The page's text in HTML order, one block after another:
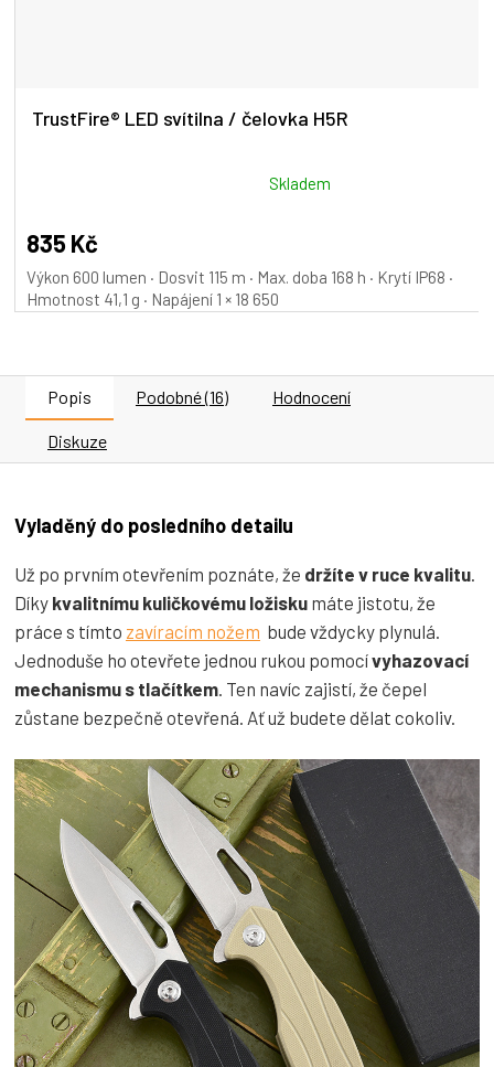
TrustFire® LED svítilna / čelovka H5R
produktu
je
5,0
z
Skladem
835 Kč
Výkon 600 lumen · Dosvit 115 m · Max. doba 168 h · Krytí IP68 ·
Hmotnost 41,1 g · Napájení 1 × 18 650
Popis Podobné (16) Hodnocení
Diskuze
Vyladěný do posledního detailu
Už po prvním otevřením poznáte, že držíte v ruce kvalitu
Díky kvalitnímu kuličkovému ložisku máte jistotu, že
práce s tímto zavíracím nožem bude vždycky plynulá.
Jednoduše ho otevřete jednou rukou pomocívyhazovací
mechanismu s tlačítkem . Ten navíc zajistí, že čepel
zůstane bezpečně otevřená. Ať už budete dělat cokoliv.